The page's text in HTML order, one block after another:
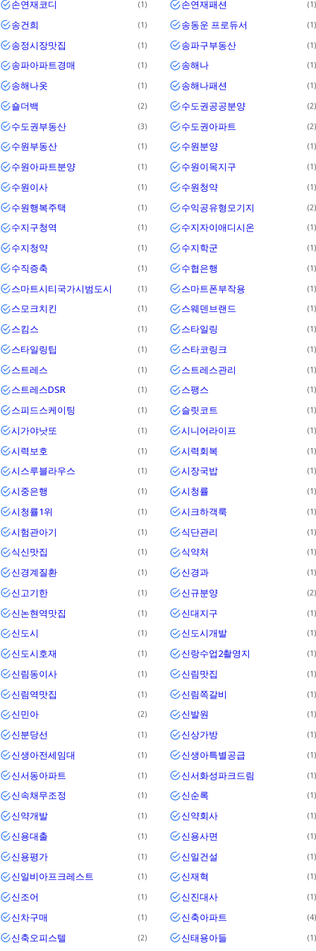
손연재코디 1 손연재패션 1
송건희 1 송동운 프로듀서 1
송정시장맛집 1 송파구부동산 1
송파아파트경매 1 송해나 1
송해나옷 1 송해나패션 1
숄더백 2 수도권공공분양 2
수도권부동산 3 수도권아파트 2
수원부동산 1 수원분양 1
수원아파트분양 1 수원이목지구 1
수원이사 1 수원청약 1
수원행복주택 1 수익공유형모기지 2
수지구청역 1 수지자이애디시온 1
수지청약 1 수지학군 1
수직증축 1 수협은행 1
스마트시티국가시범도시 1 스마트폰부작용 1
스모크치킨 1 스웨덴브랜드 1
스킴스 1 스타일링 1
스타일링팁 1 스타코링크 1
스트레스 1 스트레스관리 1
스트레스DSR 1 스팽스 1
스피드스케이팅 1 슬릿코트 1
시가야낫또 1 시니어라이프 1
시력보호 1 시력회복 1
시스루블라우스 1 시장국밥 1
시중은행 1 시청률 1
시청률1위 1 시크하객룩 1
시험관아기 1 식단관리 1
식신맛집 1 식약처 1
신경계질환 1 신경과 1
신고기한 1 신규분양 2
신논현역맛집 1 신대지구 1
신도시 1 신도시개발 1
신도시호재 1 신랑수업2촬영지 1
신림동이사 1 신림맛집 1
신림역맛집 1 신림쪽갈비 1
신민아 2 신발원 1
신분당선 1 신상가방 1
신생아전세임대 1 신생아특별공급 1
신서동아파트 1 신서화성파크드림 1
신속채무조정 1 신순록 1
신약개발 1 신약회사 1
신용대출 1 신용사면 1
신용평가 1 신일건설 1
신일비아프크레스트 1 신재혁 1
신조어 1 신진대사 1
신차구매 1 신축아파트 4
신축오피스텔 2 신태용아들 1